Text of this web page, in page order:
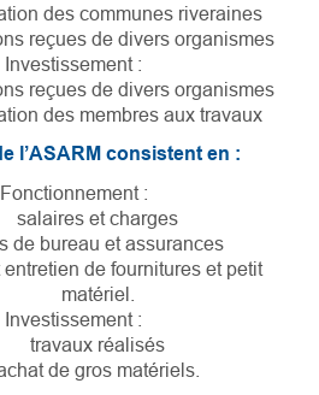
des communes riveraines
reçues de divers organismes
Investissement :
reçues de divers organismes
des membres aux travaux
l’ASARM consistent en :
Fonctionnement :
salaires et charges
de bureau et assurances
entretien de fournitures et petit
matériel.
Investissement :
travaux réalisés
de gros matériels.